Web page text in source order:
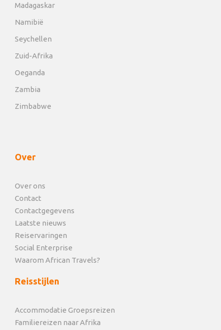
Madagaskar
Namibië
Seychellen
Zuid-Afrika
Oeganda
Zambia
Zimbabwe
Over
Over ons
Contact
Contactgegevens
Laatste nieuws
Reiservaringen
Social Enterprise
Waarom African Travels?
Reisstijlen
Accommodatie Groepsreizen
Familiereizen naar Afrika